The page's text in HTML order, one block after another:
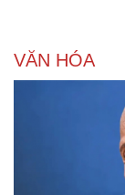
VĂN HÓA